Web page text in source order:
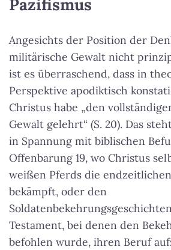
Pazifismus
Angesichts der Position der
militärische Gewalt nicht
ist es überraschend, dass in
Perspektive apodiktisch
Christus habe „den
Gewalt gelehrt“ (S. 20). Das
in Spannung mit biblischen
Offenbarung 19, wo Christus
weißen Pferds die
bekämpft, oder den
Testament, bei denen den
befohlen wurde, ihren Beruf